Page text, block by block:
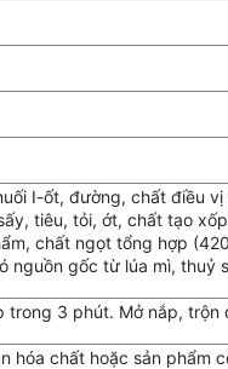
I-ốt, đường, chất điều vị
tiêu, tỏi, ớt, chất tạo
chất ngọt tổng hợp
nguồn gốc từ lúa mì, thuỷ
3 phút. Mở nắp, trộn
hóa chất hoặc sản phẩm